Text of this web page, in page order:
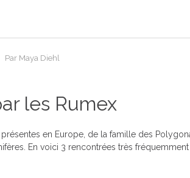
Par Maya Diehl
les Rumex
en Europe, de la famille des
En voici 3 rencontrées très fréquemment